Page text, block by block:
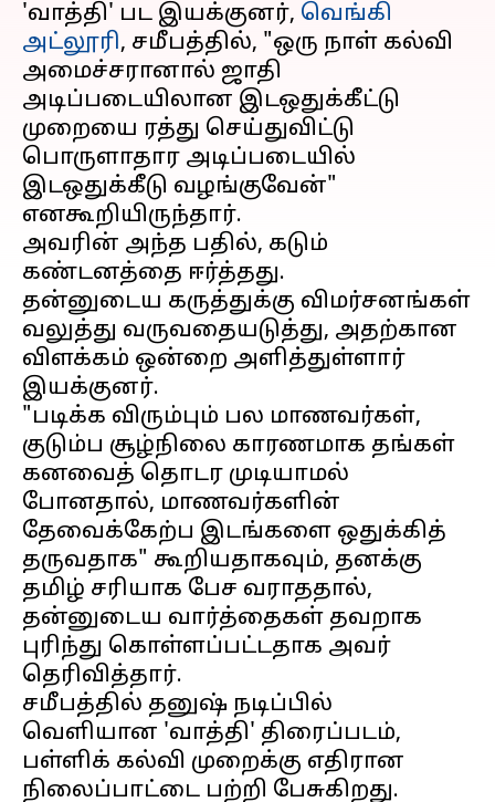
'வாத்தி' பட இயக்குனர், வெங்கி
அட்லூரி, சமீபத்தில், "ஒரு நாள் கல்வி
அமைச்சரானால் ஜாதி
அடிப்படையிலான இடஒதுக்கீட்டு
முறையை ரத்து செய்துவிட்டு
பொருளாதார அடிப்படையில்
இடஒதுக்கீடு வழங்குவேன்"
எனகூறியிருந்தார்.
அவரின் அந்த பதில், கடும்
கண்டனத்தை ஈர்த்தது.
தன்னுடைய கருத்துக்கு விமர்சனங்கள்
வலுத்து வருவதையடுத்து, அதற்கான
விளக்கம் ஒன்றை அளித்துள்ளார்
இயக்குனர்.
"படிக்க விரும்பும் பல மாணவர்கள்,
குடும்ப சூழ்நிலை காரணமாக தங்கள்
கனவைத் தொடர முடியாமல்
போனதால், மாணவர்களின்
தேவைக்கேற்ப இடங்களை ஒதுக்கித்
தருவதாக" கூறியதாகவும், தனக்கு
தமிழ் சரியாக பேச வராததால்,
தன்னுடைய வார்த்தைகள் தவறாக
புரிந்து கொள்ளப்பட்டதாக அவர்
தெரிவித்தார்.
சமீபத்தில் தனுஷ் நடிப்பில்
வெளியான 'வாத்தி' திரைப்படம்,
பள்ளிக் கல்வி முறைக்கு எதிரான